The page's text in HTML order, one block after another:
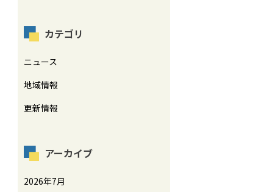
カテゴリ
ニュース
地域情報
更新情報
アーカイブ
2026年7月